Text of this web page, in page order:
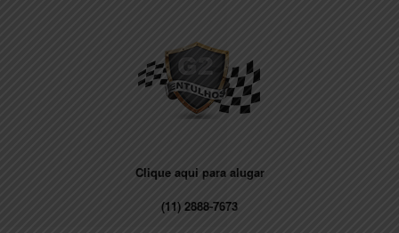
Clique aqui para alugar
(11) 2888-7673